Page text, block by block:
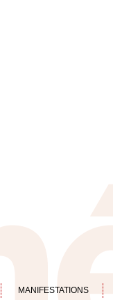
MANIFESTATIONS